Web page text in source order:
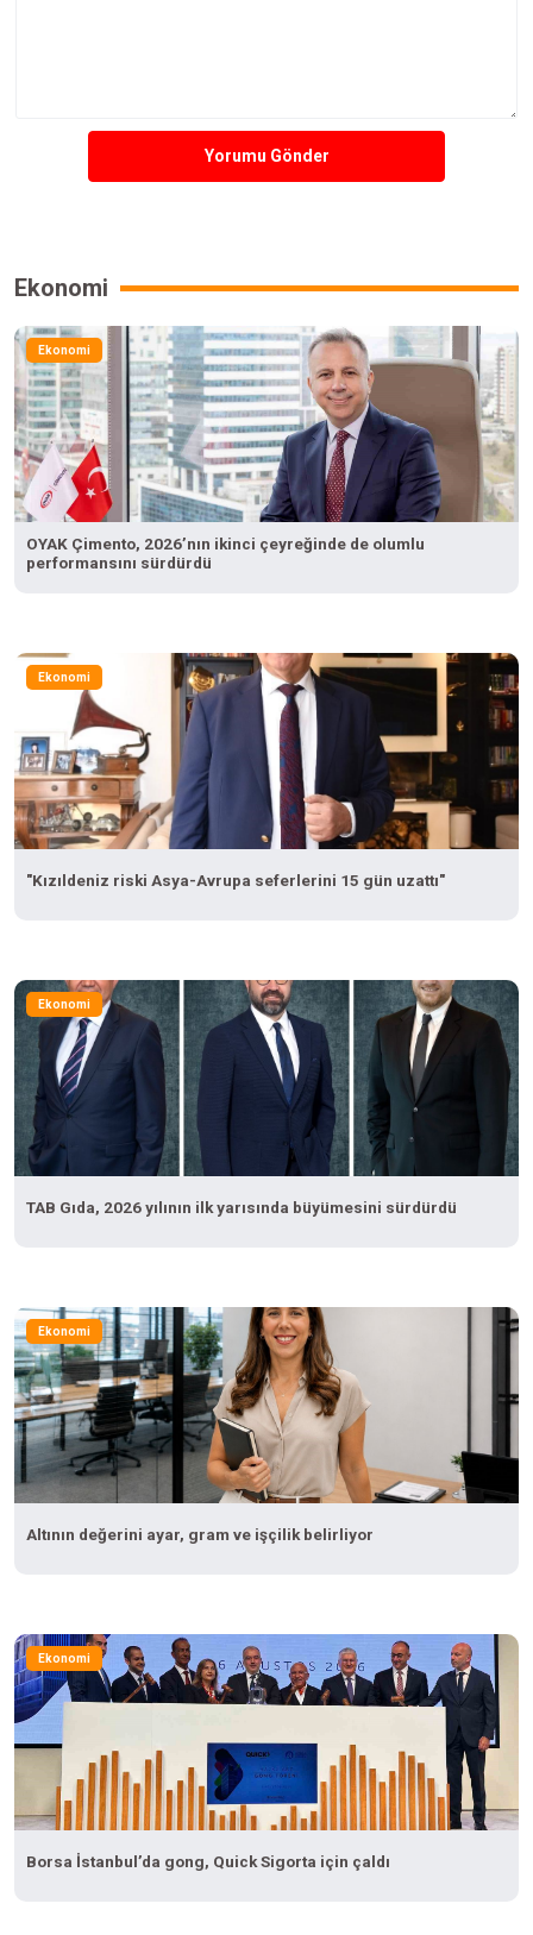
Yorumu Gönder
Ekonomi
Ekonomi
OYAK Çimento, 2026’nın ikinci çeyreğinde de olumlu
performansını sürdürdü
Ekonomi
"Kızıldeniz riski Asya-Avrupa seferlerini 15 gün uzattı"
Ekonomi
TAB Gıda, 2026 yılının ilk yarısında büyümesini sürdürdü
Ekonomi
Altının değerini ayar, gram ve işçilik belirliyor
Ekonomi
Borsa İstanbul’da gong, Quick Sigorta için çaldı